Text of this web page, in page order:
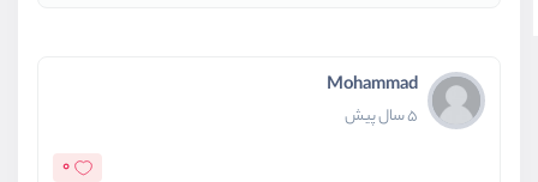
Mohammad
5 سال پیش
0